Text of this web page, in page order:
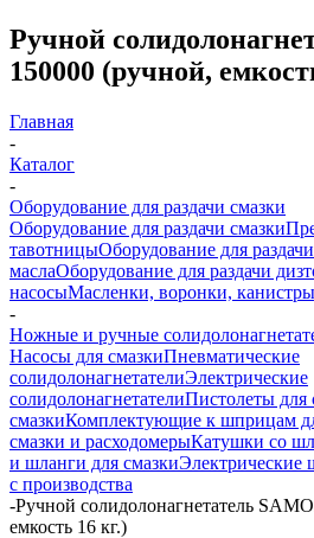
Ручной
150000 (ручной,
Главная
-
Каталог
-
Оборудование для раздачи смазки
Оборудование для раздачи смазки
тавотницыОборудование для
маслаОборудование для раздачи
насосыМасленки, воронки,
-
Ножные и ручные
Насосы для смазкиПневматические
солидолонагнетателиЭлектрические
солидолонагнетателиПистолеты для
смазкиКомплектующие к шприцам
смазки и расходомерыКатушки со
и шланги для смазкиЭлектрические
с производства
-Ручной солидолонагнетатель
емкость 16 кг.)